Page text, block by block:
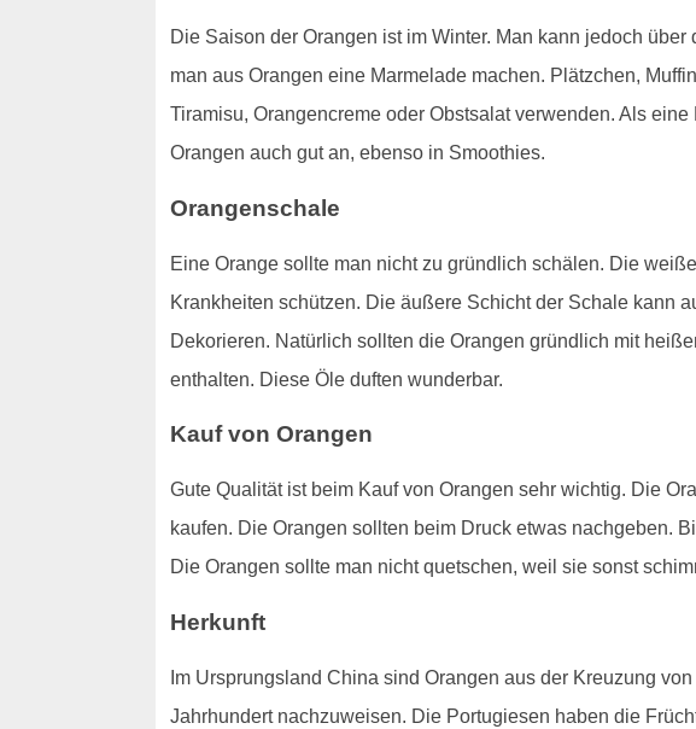
Die Saison der Orangen ist im Winter. Man kann jedoch
man aus Orangen eine Marmelade machen. Plätzchen,
Tiramisu, Orangencreme oder Obstsalat verwenden. Als
Orangen auch gut an, ebenso in Smoothies.
Orangenschale
Eine Orange sollte man nicht zu gründlich schälen. Die
Krankheiten schützen. Die äußere Schicht der Schale kann
Dekorieren. Natürlich sollten die Orangen gründlich mit
enthalten. Diese Öle duften wunderbar.
Kauf von Orangen
Gute Qualität ist beim Kauf von Orangen sehr wichtig. Die
kaufen. Die Orangen sollten beim Druck etwas nachgeben.
Die Orangen sollte man nicht quetschen, weil sie sonst
Herkunft
Im Ursprungsland China sind Orangen aus der Kreuzung
Jahrhundert nachzuweisen. Die Portugiesen haben die